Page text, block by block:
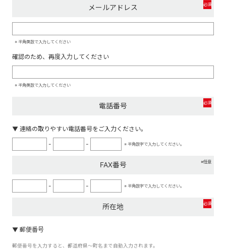
メールアドレス 必須
※ 半角英数で入力してください
確認のため、再度入力してください
※ 半角英数で入力してください
電話番号 必須
▼ 連絡の取りやすい電話番号をご入力ください。
-
- ※ 半角数字で入力してください。
FAX番号 ※任意
- - ※ 半角数字で入力してください。
所在地 必須
▼ 郵便番号
郵便番号を入力すると、都道府県～町名まで自動入力されます。